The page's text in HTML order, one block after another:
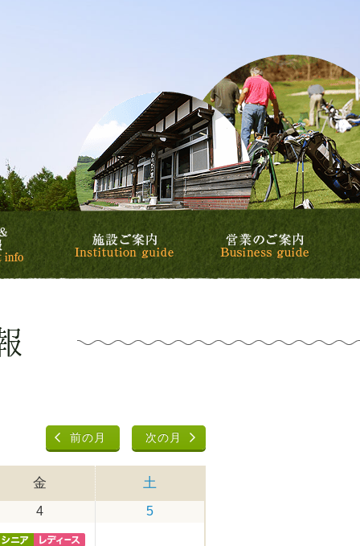
スケジュール&イベント情報施設ご案内 営業の
ントリークラブ
次の月
前の月
金 土
4 5